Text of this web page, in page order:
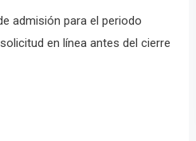
admisión para el periodo
en línea antes del cierre